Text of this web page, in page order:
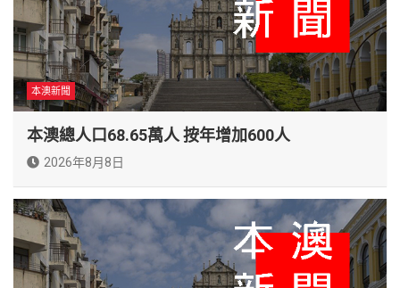
本澳新聞
本澳總人口68.65萬人 按年增加600人
2026年8月8日